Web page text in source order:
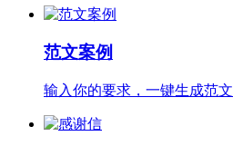
范文案例
输入你的要求，一键生成范文